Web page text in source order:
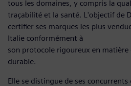
tous les domaines, y compris la
traçabilité et la santé. L'objectif de
certifier ses marques les plus
Italie conformément à
son protocole rigoureux en matière
durable.
Elle se distingue de ses